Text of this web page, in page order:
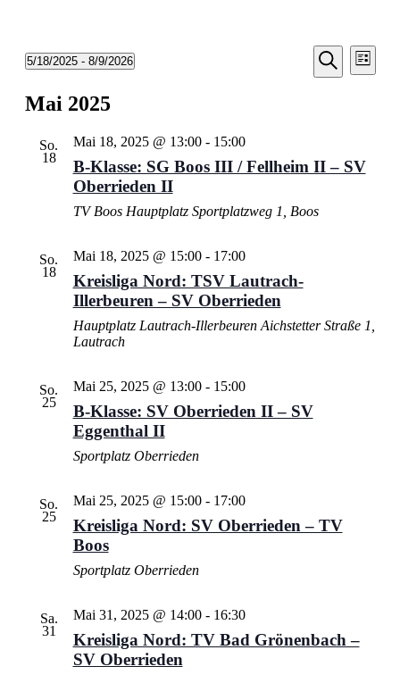
Suche
Suche
Liste
5/18/2025 - 8/9/2026
wählen.
Mai 2025
So.
18
Mai 18, 2025 @ 13:00- 15:00
B-Klasse: SG Boos III / Fellheim II – SV
Oberrieden II
TV Boos Hauptplatz Sportplatzweg 1, Boos
So.
18
Mai 18, 2025 @ 15:00- 17:00
Kreisliga Nord: TSV Lautrach-
Illerbeuren – SV Oberrieden
Hauptplatz Lautrach-Illerbeuren Aichstetter Straße 1,
Lautrach
So.
25
Mai 25, 2025 @ 13:00- 15:00
B-Klasse: SV Oberrieden II – SV
Eggenthal II
Sportplatz Oberrieden
So.
25
Mai 25, 2025 @ 15:00- 17:00
Kreisliga Nord: SV Oberrieden – TV
Boos
Sportplatz Oberrieden
Sa.
31
Mai 31, 2025 @ 14:00- 16:30
Kreisliga Nord: TV Bad Grönenbach –
SV Oberrieden